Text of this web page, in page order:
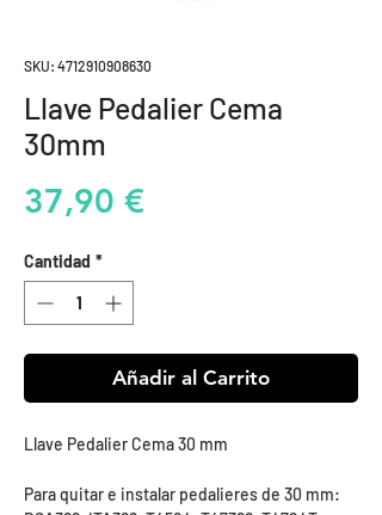
SKU: 4712910908630
Llave Pedalier Cema
30mm
37,90 €Precio
Cantidad *
Añadir al Carrito
Llave Pedalier Cema 30 mm
Para quitar e instalar pedalieres de 30 mm: